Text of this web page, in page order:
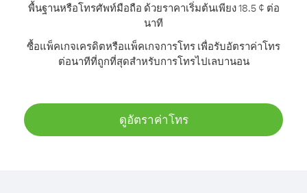
พื้นฐานหรือโทรศัพท์มือถือ ด้วยราคาเริ่มต้นเพียง 18.5 ¢ ต่อ
นาที
ซื้อแพ็คเกจเครดิตหรือแพ็คเกจการโทร เพื่อรับอัตราค่าโทร
ต่อนาทีที่ถูกที่สุดสำหรับการโทรไปเลบานอน
ดูอัตราค่าโทร